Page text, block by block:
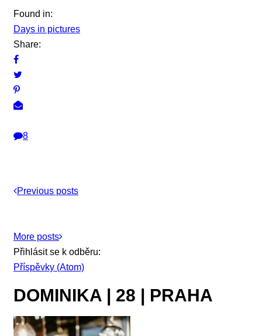
Found in:
Days in pictures
Share:
8
Previous posts
More posts
Přihlásit se k odběru:
Příspěvky (Atom)
DOMINIKA | 28 | PRAHA